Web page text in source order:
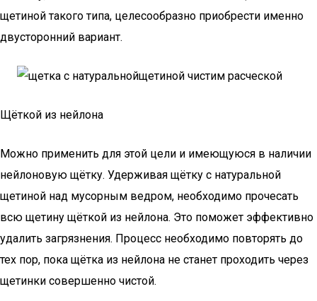
щетиной такого типа, целесообразно приобрести именно
двусторонний вариант.
Щёткой из нейлона
Можно применить для этой цели и имеющуюся в наличии
нейлоновую щётку. Удерживая щётку с натуральной
щетиной над мусорным ведром, необходимо прочесать
всю щетину щёткой из нейлона. Это поможет эффективно
удалить загрязнения. Процесс необходимо повторять до
тех пор, пока щётка из нейлона не станет проходить через
щетинки совершенно чистой.